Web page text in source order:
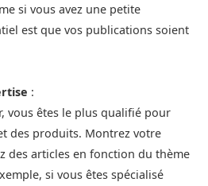
si vous avez une petite
est que vos publications soient
:
vous êtes le plus qualifié pour
des produits. Montrez votre
des articles en fonction du thème
si vous êtes spécialisé